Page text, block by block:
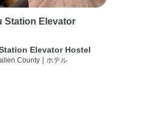
Station Elevator
Elevator Hostel
County ホテル